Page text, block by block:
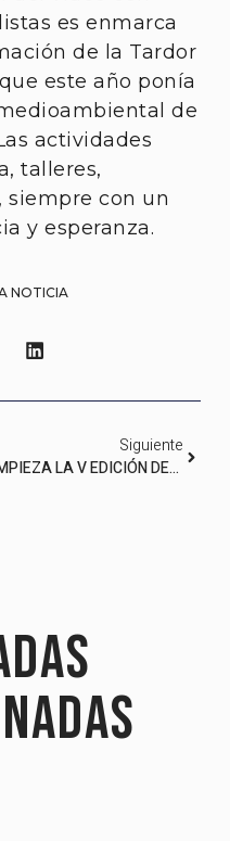
es enmarca
de la Tardor
este año ponía
de
actividades
talleres,
siempre con un
y esperanza.
NOTICIA
Siguiente
EMPIEZA LA V EDICIÓN DEL FESTIVAL